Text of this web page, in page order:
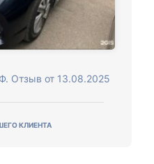
Отзыв от 13.08.2025
КЛИЕНТА